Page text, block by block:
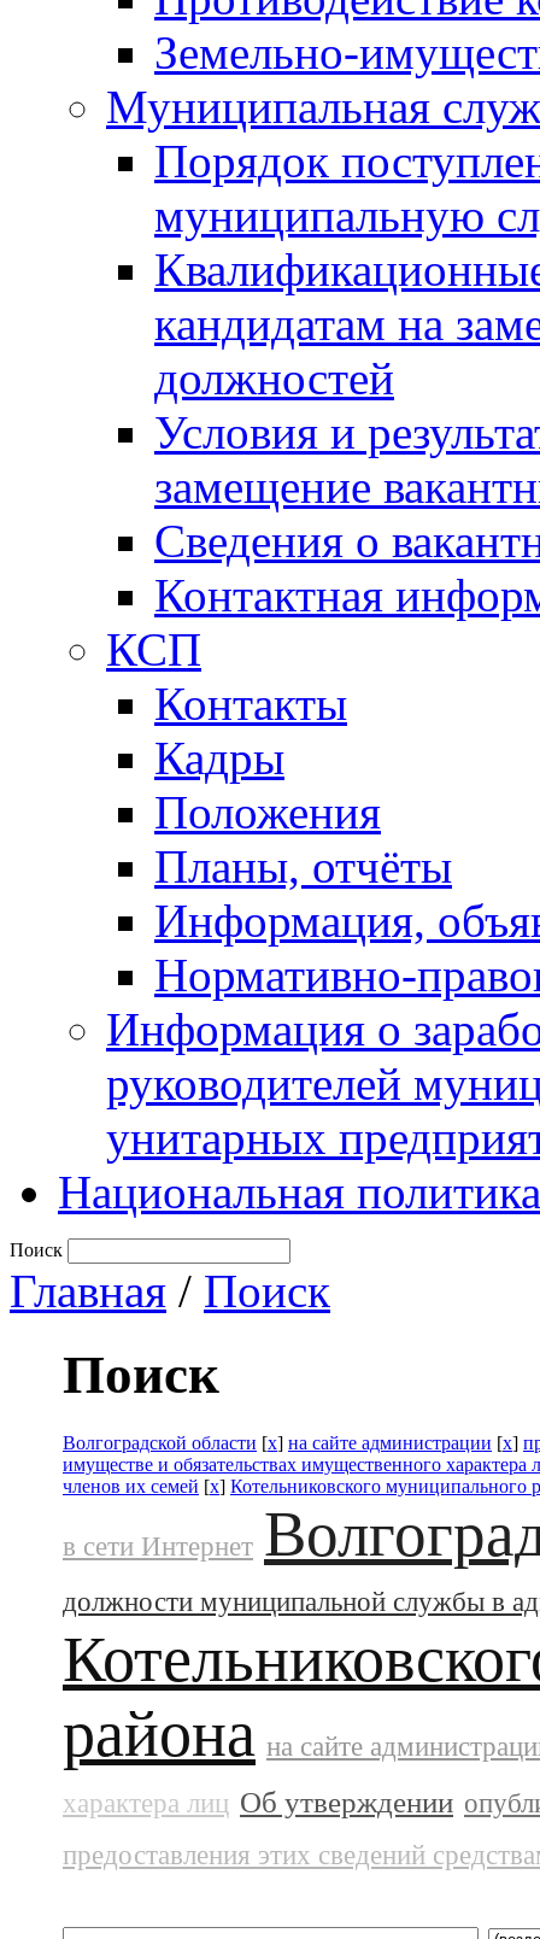
Земельно-
Муниципальная
Порядок
муниципальную
кандидатам на
должностей
Условия и
замещение
Сведения о
Контактная
КСП
Контакты
Кадры
Положения
Планы, отчёты
Информация,
Нормативно-
Информация о
руководителей
унитарных
Национальная политика
Поиск
Главная / Поиск
Поиск
Волгоградской области [x] на сайте администрации [x]
имуществе и обязательствах имущественного характера
членов их семей [x] Котельниковского муниципального
в сети Интернет
должности муниципальной службы в
района на сайте
характера лиц Об утверждении
предоставления этих сведений